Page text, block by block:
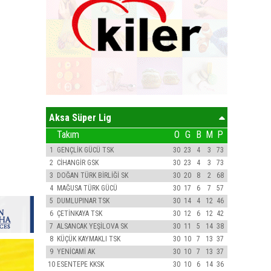
Aksa Süper Lig
Takım
O G B M P
1 GENÇLİK GÜCÜ TSK 30 23 4 3
73
2 CİHANGİR GSK 30 23 4 3
73
3 DOĞAN TÜRK BİRLİĞİ SK 30 20 8 2
68
4 MAĞUSA TÜRK GÜCÜ 30 17 6 7
57
5 DUMLUPINAR TSK 30 14 4 12 46
6 ÇETİNKAYA TSK 30 12 6 12 42
7 ALSANCAK YEŞİLOVA SK 30 11 5 14 38
8 KÜÇÜK KAYMAKLI TSK 30 10 7 13 37
9 YENİCAMİ AK 30 10 7 13 37
10 ESENTEPE KKSK 30 10 6 14 36